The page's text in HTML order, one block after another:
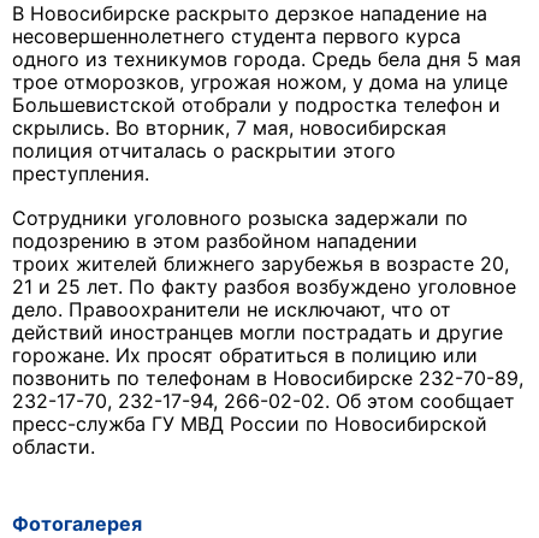
В Новосибирске раскрыто дерзкое нападение на
несовершеннолетнего студента первого курса
одного из техникумов города. Средь бела дня 5 мая
трое отморозков, угрожая ножом, у дома на улице
Большевистской отобрали у подростка телефон и
скрылись. Во вторник, 7 мая, новосибирская
полиция отчиталась о раскрытии этого
преступления.
Сотрудники уголовного розыска задержали по
подозрению в этом разбойном нападении
троих жителей ближнего зарубежья в возрасте 20,
21 и 25 лет. По факту разбоя возбуждено уголовное
дело. Правоохранители не исключают, что от
действий иностранцев могли пострадать и другие
горожане. Их просят обратиться в полицию или
позвонить по телефонам в Новосибирске 232-70-89,
232-17-70, 232-17-94, 266-02-02. Об этом сообщает
пресс-служба ГУ МВД России по Новосибирской
области.
Фотогалерея